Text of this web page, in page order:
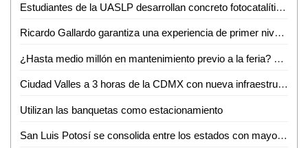
Estudiantes de la UASLP desarrollan concreto fotocatalítico para reducir la contaminación del aire y mejorar la calidad del agua
Ricardo Gallardo garantiza una experiencia de primer nivel en la Fenapo 2026
¿Hasta medio millón en mantenimiento previo a la feria? FENAPO 2026 alista manita de gato
Ciudad Valles a 3 horas de la CDMX con nueva infraestructura carretera: David Medina
Utilizan las banquetas como estacionamiento
San Luis Potosí se consolida entre los estados con mayor crecimiento salarial en el país